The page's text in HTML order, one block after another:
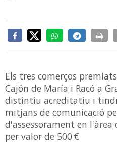
Els tres comerços
Cajón de María i Racó a
distintiu acreditatiu i
mitjans de comunicació
d'assessorament en l'àrea
per valor de 500 €